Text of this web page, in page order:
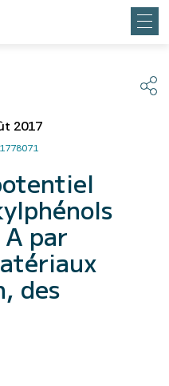
2017
par
des